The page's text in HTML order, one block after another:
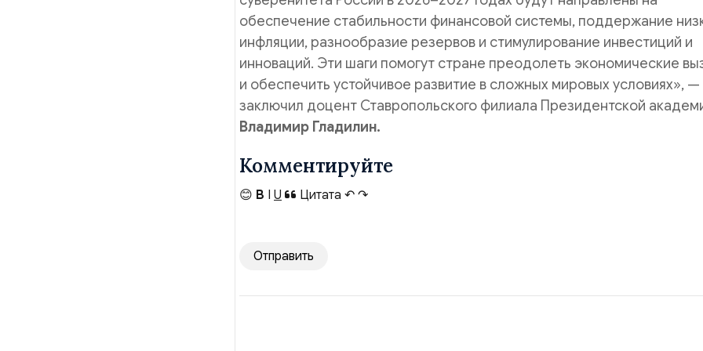
обеспечение стабильности финансовой системы, поддержание
инфляции, разнообразие резервов и стимулирование инвестиций и
инноваций. Эти шаги помогут стране преодолеть экономические
и обеспечить устойчивое развитие в сложных мировых условиях», —
заключил доцент Ставропольского филиала Президентской
Владимир Гладилин.
Комментируйте
😊 B I U Цитата ↶ ↷
Отправить